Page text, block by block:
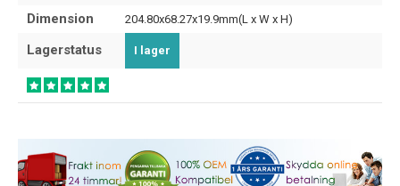
Dimension 204.80x68.27x19.9mm(L x W x H)
Lagerstatus I lager